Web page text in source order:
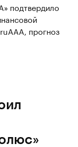
подтвердило
прогноз